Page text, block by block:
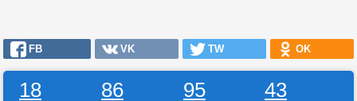
FB VK TW OK
18 86 95 43